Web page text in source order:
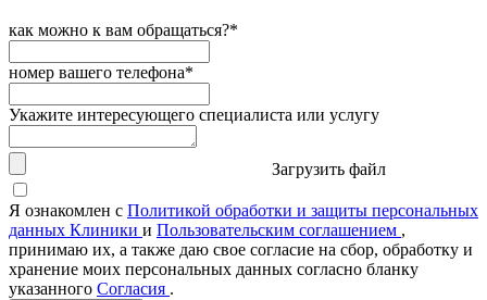
как можно к вам обращаться?*
номер вашего телефона*
Укажите интересующего специалиста или услугу
Загрузить файл
Я ознакомлен с Политикой обработки и защиты персональных
данных Клиники и Пользовательским соглашением ,
принимаю их, а также даю свое согласие на сбор, обработку и
хранение моих персональных данных согласно бланку
указанного Согласия .